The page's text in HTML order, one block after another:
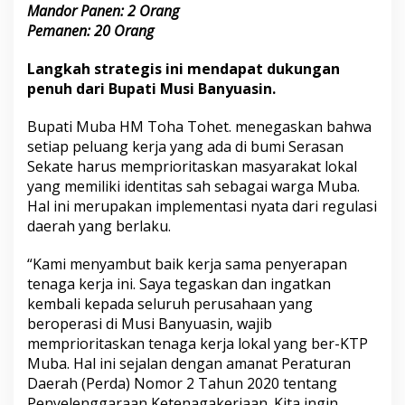
L
o
o
n
g
a
n
K
a
2
2
P
o
s
i
s
Mandor Panen: 2 Orang
Pemanen: 20 Orang
Langkah strategis ini mendapat dukungan
penuh dari Bupati Musi Banyuasin.
Bupati Muba HM Toha Tohet. menegaskan bahwa
setiap peluang kerja yang ada di bumi Serasan
Sekate harus memprioritaskan masyarakat lokal
yang memiliki identitas sah sebagai warga Muba.
Hal ini merupakan implementasi nyata dari regulasi
daerah yang berlaku.
“Kami menyambut baik kerja sama penyerapan
tenaga kerja ini. Saya tegaskan dan ingatkan
kembali kepada seluruh perusahaan yang
beroperasi di Musi Banyuasin, wajib
memprioritaskan tenaga kerja lokal yang ber-KTP
Muba. Hal ini sejalan dengan amanat Peraturan
Daerah (Perda) Nomor 2 Tahun 2020 tentang